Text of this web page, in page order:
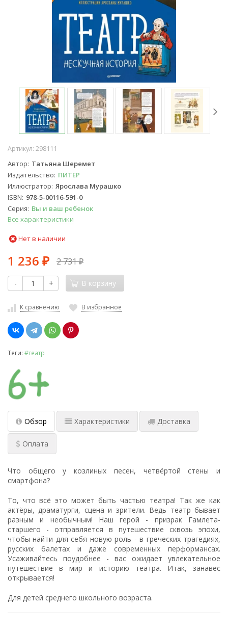
Артикул: 298111
Автор Татьяна Шеремет
Издательство ПИТЕР
Иллюстратор Ярослава Мурашко
ISBN 978-5-00116-591-0
Серия Вы и ваш ребенок
Все характеристики
Нет в наличии
1 236 ₽ 2 731₽
- + В корзину
К сравнению В избранное
Теги: #театр
Обзор Характеристики Доставка
Оплата
Что общего у козлиных песен, четвёртой стены и
смартфона?
То, что всё это может быть частью театра! Так же как
актёры, драматурги, сцена и зрители. Ведь театр бывает
разным и необычным! Наш герой - призрак Гамлета-
старшего - отправляется в путешествие сквозь эпохи,
чтобы найти для себя новую роль - в греческих трагедиях,
русских балетах и даже современных перформансах.
Усаживайтесь поудобнее - вас ожидает увлекательное
путешествие в мир и историю театра. Итак, занавес
открывается!
Для детей среднего школьного возраста.